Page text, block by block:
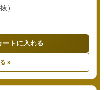
）
ートに入れる
»